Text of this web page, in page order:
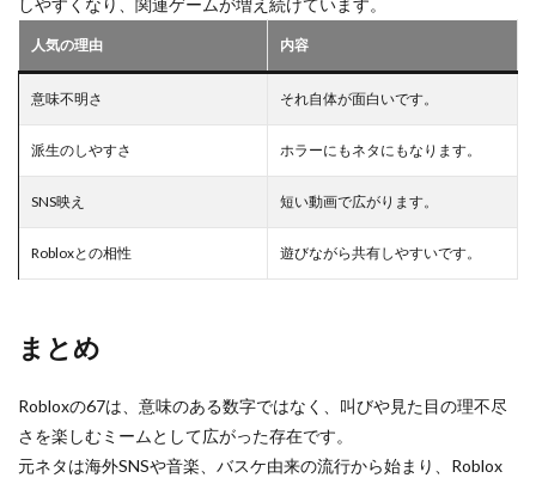
しやすくなり、関連ゲームが増え続けています。
人気の理由 内容
意味不明さ それ自体が面白いです。
派生のしやすさ ホラーにもネタにもなります。
SNS映え 短い動画で広がります。
Robloxとの相性 遊びながら共有しやすいです。
まとめ
Robloxの67は、意味のある数字ではなく、叫びや見た目の理不尽
さを楽しむミームとして広がった存在です。
元ネタは海外SNSや音楽、バスケ由来の流行から始まり、Roblox